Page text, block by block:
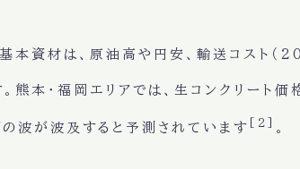
本資材は、原油高や円安、輸送コスト（
熊本・福岡エリアでは、生コンクリート
波が波及すると予測されています [2] 。